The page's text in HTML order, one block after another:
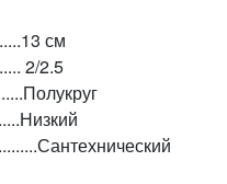
см
2/2.5